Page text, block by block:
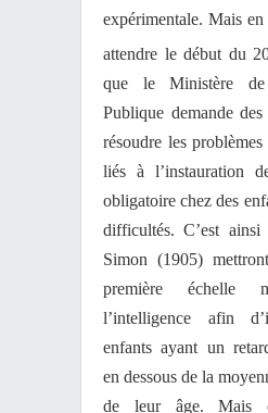
expérimentale. Mais
attendre le début du
que le Ministère de
Publique demande
résoudre les
liés à l’instauration
obligatoire chez des
difficultés. C’est
Simon (1905)
première échelle
l’intelligence afin
enfants ayant un
en dessous de la
de leur âge­­. Mais